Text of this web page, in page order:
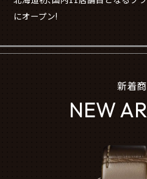
にオープン!
新着
NEW